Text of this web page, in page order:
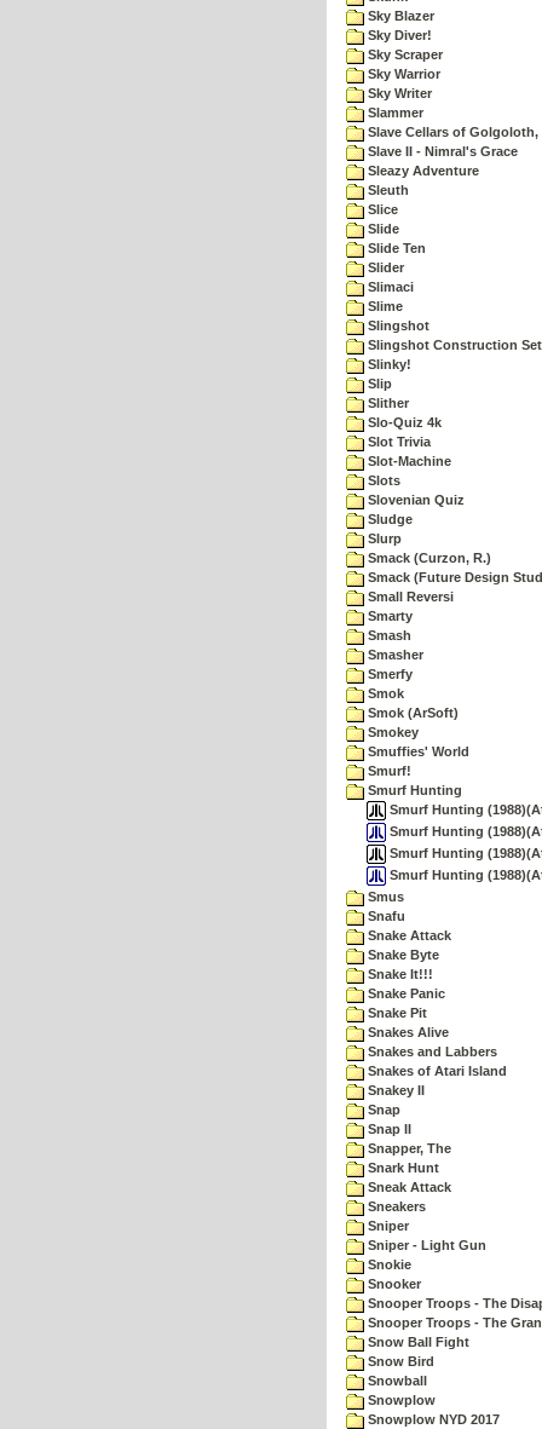
Sky Blazer
Sky Diver!
Sky Scraper
Sky Warrior
Sky Writer
Slammer
Slave Cellars of Golgoloth,
Slave II - Nimral's Grace
Sleazy Adventure
Sleuth
Slice
Slide
Slide Ten
Slider
Slimaci
Slime
Slingshot
Slingshot Construction Set
Slinky!
Slip
Slither
Slo-Quiz 4k
Slot Trivia
Slot-Machine
Slots
Slovenian Quiz
Sludge
Slurp
Smack (Curzon, R.)
Smack (Future Design
Small Reversi
Smarty
Smash
Smasher
Smerfy
Smok
Smok (ArSoft)
Smokey
Smuffies' World
Smurf!
Smurf Hunting
Smurf Hunting
Smurf Hunting
Smurf Hunting
Smurf Hunting
Smus
Snafu
Snake Attack
Snake Byte
Snake It!!!
Snake Panic
Snake Pit
Snakes Alive
Snakes and Labbers
Snakes of Atari Island
Snakey II
Snap
Snap II
Snapper, The
Snark Hunt
Sneak Attack
Sneakers
Sniper
Sniper - Light Gun
Snokie
Snooker
Snooper Troops - The
Snooper Troops - The
Snow Ball Fight
Snow Bird
Snowball
Snowplow
Snowplow NYD 2017